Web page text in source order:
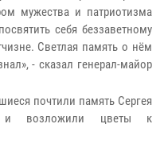
мужества и патриотизма
себя беззаветному
Светлая память о нём
- сказал генерал-майор
почтили память Сергея
и возложили цветы к